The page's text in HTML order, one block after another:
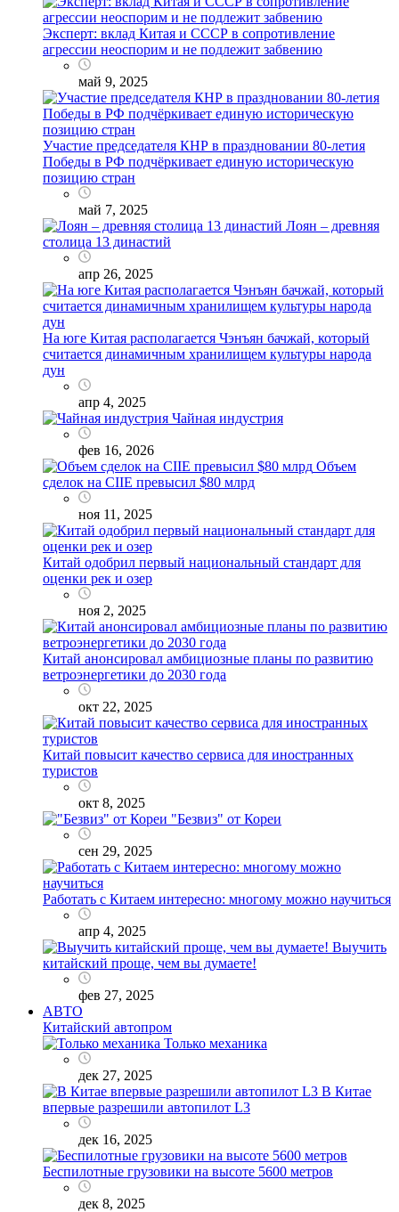
Эксперт: вклад Китая и СССР в сопротивление
агрессии неоспорим и не подлежит забвению
май 9, 2025
Участие председателя КНР в праздновании 80-летия
Победы в РФ подчёркивает единую историческую
позицию стран
май 7, 2025
Лоян – древняя
столица 13 династий
апр 26, 2025
На юге Китая располагается Чэнъян бачжай, который
считается динамичным хранилищем культуры народа
дун
апр 4, 2025
Чайная индустрия
фев 16, 2026
Объем
сделок на CIIE превысил $80 млрд
ноя 11, 2025
Китай одобрил первый национальный стандарт для
оценки рек и озер
ноя 2, 2025
Китай анонсировал амбициозные планы по развитию
ветроэнергетики до 2030 года
окт 22, 2025
Китай повысит качество сервиса для иностранных
туристов
окт 8, 2025
"Безвиз" от Кореи
сен 29, 2025
Работать с Китаем интересно: многому можно научиться
апр 4, 2025
Выучить
китайский проще, чем вы думаете!
фев 27, 2025
АВТО
Китайский автопром
Только механика
дек 27, 2025
В Китае
впервые разрешили автопилот L3
дек 16, 2025
Беспилотные грузовики на высоте 5600 метров
дек 8, 2025